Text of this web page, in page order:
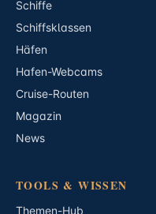
Schiffe
Schiffsklassen
Häfen
Hafen-Webcams
Cruise-Routen
Magazin
News
TOOLS & WISSEN
Themen-Hub